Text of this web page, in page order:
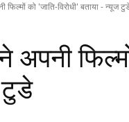
फिल्मों को 'जाति-विरोधी' बताया - न्यूज
अपनी
टुडे